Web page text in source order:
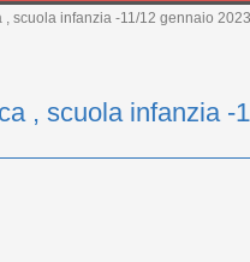
scuola infanzia -11/12 gennaio 2023
, scuola infanzia -